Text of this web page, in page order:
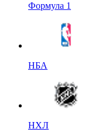
Формула 1
НБА
НХЛ